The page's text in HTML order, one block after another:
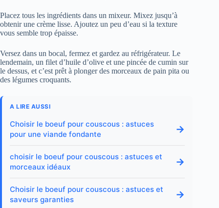
Placez tous les ingrédients dans un mixeur. Mixez jusqu’à
obtenir une crème lisse. Ajoutez un peu d’eau si la texture
vous semble trop épaisse.
Versez dans un bocal, fermez et gardez au réfrigérateur. Le
lendemain, un filet d’huile d’olive et une pincée de cumin sur
le dessus, et c’est prêt à plonger des morceaux de pain pita ou
des légumes croquants.
A LIRE AUSSI
Choisir le boeuf pour couscous : astuces
pour une viande fondante
→
choisir le boeuf pour couscous : astuces et
morceaux idéaux
→
Choisir le boeuf pour couscous : astuces et
saveurs garanties
→